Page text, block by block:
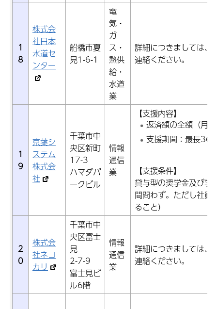
1
8
株式会
社日本
水道セ
ンター
船橋市夏
見1-6-1
電
気・
ガ
ス・
熱供
給・
水道
業
詳細につきましては、
連絡ください。
1
9
京葉シ
ステム
株式会
社
千葉市中
央区新町
17-3
ハマダパ
ークビル
情報
通信
業
【支援内容】
返済額の全額（月
支援期間：最長36
【支援条件】
貸与型の奨学金及び学
間問わず。ただし社員
ること）
2
0
株式会
社ネコ
カリ
千葉市中
央区富士
見
2-7-9
富士見ビ
ル6階
情報
通信
業
詳細につきましては、
連絡ください。